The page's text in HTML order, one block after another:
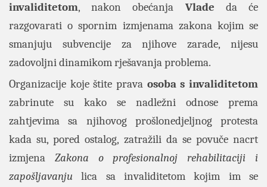
invaliditetom, nakon obećanja Vlade da će
razgovarati o spornim izmjenama zakona kojim se
smanjuju subvencije za njihove zarade, nijesu
zadovoljni dinamikom rješavanja problema.
Organizacije koje štite prava osoba s invaliditetom
zabrinute su kako se nadležni odnose prema
zahtjevima sa njihovog prošlonedjeljnog protesta
kada su, pored ostalog, zatražili da se povuče nacrt
izmjena Zakona o profesionalnoj rehabilitaciji i
zapošljavanju lica sa invaliditetom kojim im se